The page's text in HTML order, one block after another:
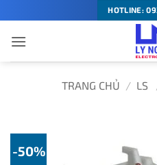
qua
nội
dung
HOTLINE:
TRANG CHỦ / LS
-50%